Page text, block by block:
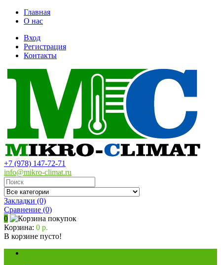
Главная
О нас
Вход
Регистрация
Контакты
+7 (978) 147-72-71
info@mikro-climat.ru
Закладки (0)
Сравнение (0)
0
Корзина: 0 р.
В корзине пусто!